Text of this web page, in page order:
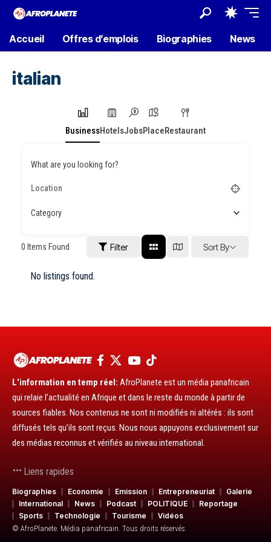
Accueil Offres d’emplois Biographies News
italian
BusinessHotelsJobsPlaceRestaurant
What are you looking for?
Category
0 Items Found Filter Sort By
No listings found.
L'information en temp réel: AfroPlanete est un média panafricain
qui relaie l’actualité en Afrique et dans le reste du monde à partir de
sources fiables. Nos contenus ne sont ni modifiés ni altérés : ils sont
diffusés tels qu’ils sont reçus. Nous nous appuyons exclusivement sur
des médias reconnus et vérifiés au niveau international.
Liens rapides
Biographies Economie Emission Entrepreneuriat
Galerie
International
News Podcast POLITIQUE
Reportage
Sports
Technologie Tourisme
Vidéos
© AfroPlanete. Média panafricain. Tous droits réservés.